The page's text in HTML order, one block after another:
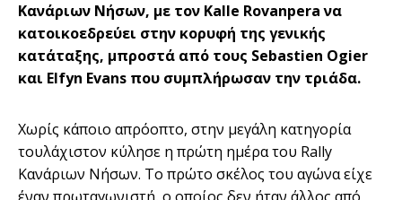
Κανάριων Νήσων, με τον Kalle Rovanpera να
κατοικοεδρεύει στην κορυφή της γενικής
κατάταξης, μπροστά από τους Sebastien Ogier
και Elfyn Evans που συμπλήρωσαν την τριάδα.
Χωρίς κάποιο απρόοπτο, στην μεγάλη κατηγορία
τουλάχιστον κύλησε η πρώτη ημέρα του Rally
Κανάριων Νήσων. Το πρώτο σκέλος του αγώνα είχε